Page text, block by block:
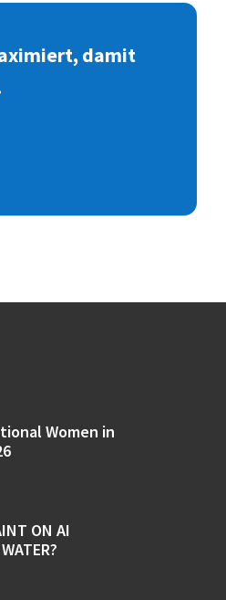
damit
Women in
ON AI